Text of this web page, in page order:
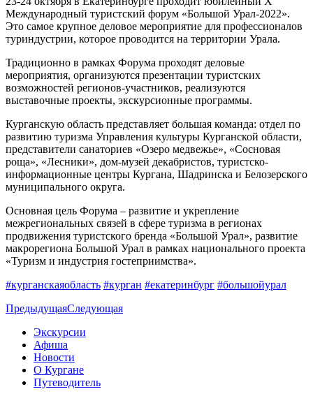
Международный туристский форум «Большой Урал-2022».
Это самое крупное деловое мероприятие для профессионалов
туриндустрии, которое проводится на территории Урала.
Традиционно в рамках Форума проходят деловые
мероприятия, организуются презентации туристских
возможностей регионов-участников, реализуются
выставочные проекты, экскурсионные программы.
Курганскую область представляет большая команда: отдел по
развитию туризма Управления культуры Курганской области,
представители санаториев «Озеро медвежье», «Сосновая
роща», «Лесники», дом-музей декабристов, туристско-
информационные центры Кургана, Шадринска и Белозерского
муниципального округа.
Основная цель Форума – развитие и укрепление
межрегиональных связей в сфере туризма в регионах
продвижения туристского бренда «Большой Урал», развитие
макрорегиона Большой Урал в рамках национального проекта
«Туризм и индустрия гостеприимства».
#курганскаяобласть #курган #екатеринбург #большойурал
ПредыдущаяСледующая
Экскурсии
Афиша
Новости
О Кургане
Путеводитель